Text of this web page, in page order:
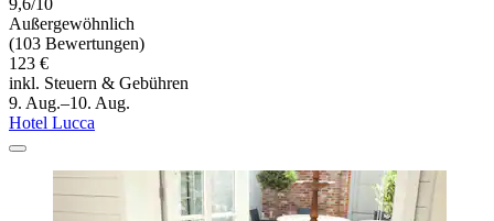
9,6/10
Außergewöhnlich
(103 Bewertungen)
123 €
inkl. Steuern & Gebühren
9. Aug.–10. Aug.
Hotel Lucca